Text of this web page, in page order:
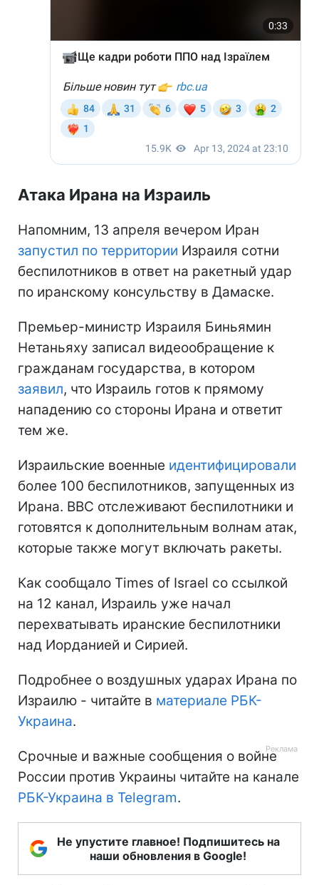
Атака Ирана на Израиль
Напомним, 13 апреля вечером Иран
запустил по территории Израиля сотни
беспилотников в ответ на ракетный удар
по иранскому консульству в Дамаске.
Премьер-министр Израиля Биньямин
Нетаньяху записал видеообращение к
гражданам государства, в котором
заявил, что Израиль готов к прямому
нападению со стороны Ирана и ответит
тем же.
Израильские военные идентифицировали
более 100 беспилотников, запущенных из
Ирана. ВВС отслеживают беспилотники и
готовятся к дополнительным волнам атак,
которые также могут включать ракеты.
Как сообщало Times of Israel со ссылкой
на 12 канал, Израиль уже начал
перехватывать иранские беспилотники
над Иорданией и Сирией.
Подробнее о воздушных ударах Ирана по
Израилю - читайте в материале РБК-
Украина.
Срочные и важные сообщения о войне
России против Украины читайте на канале
РБК-Украина в Telegram.
Не упустите главное! Подпишитесь на
наши обновления в Google!